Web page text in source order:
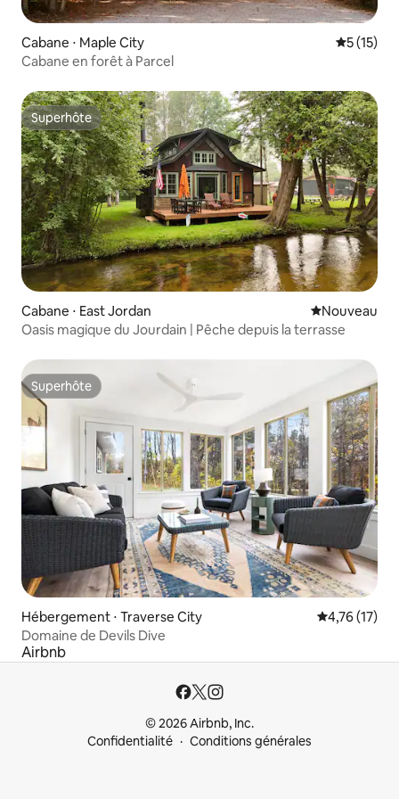
Cabane ⋅ Maple City
5 (15)
Cabane en forêt à Parcel
Superhôte
Superhôte
Cabane ⋅ East Jordan Nouvel
Nouveau
Oasis magique du Jourdain | Pêche depuis la terrasse
Superhôte
Superhôte
Hébergement ⋅ Traverse City Évaluation
4,76 (17)
Domaine de Devils Dive
Airbnb
© 2026 Airbnb, Inc.
Confidentialité
Conditions générales